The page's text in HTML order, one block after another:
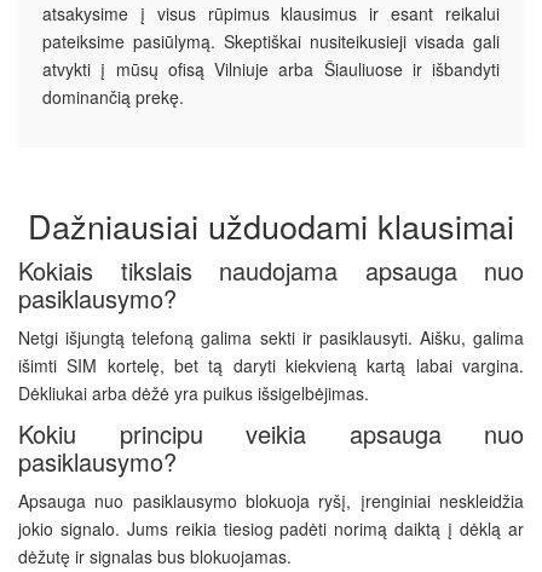
atsakysime į visus rūpimus klausimus ir esant reikalui
pateiksime pasiūlymą. Skeptiškai nusiteikusieji visada gali
atvykti į mūsų ofisą Vilniuje arba Šiauliuose ir išbandyti
dominančią prekę.
Dažniausiai užduodami klausimai
Kokiais tikslais naudojama apsauga nuo
pasiklausymo?
Netgi išjungtą telefoną galima sekti ir pasiklausyti. Aišku, galima
išimti SIM kortelę, bet tą daryti kiekvieną kartą labai vargina.
Dėkliukai arba dėžė yra puikus išsigelbėjimas.
Kokiu principu veikia apsauga nuo
pasiklausymo?
Apsauga nuo pasiklausymo blokuoja ryšį, įrenginiai neskleidžia
jokio signalo. Jums reikia tiesiog padėti norimą daiktą į dėklą ar
dėžutę ir signalas bus blokuojamas.